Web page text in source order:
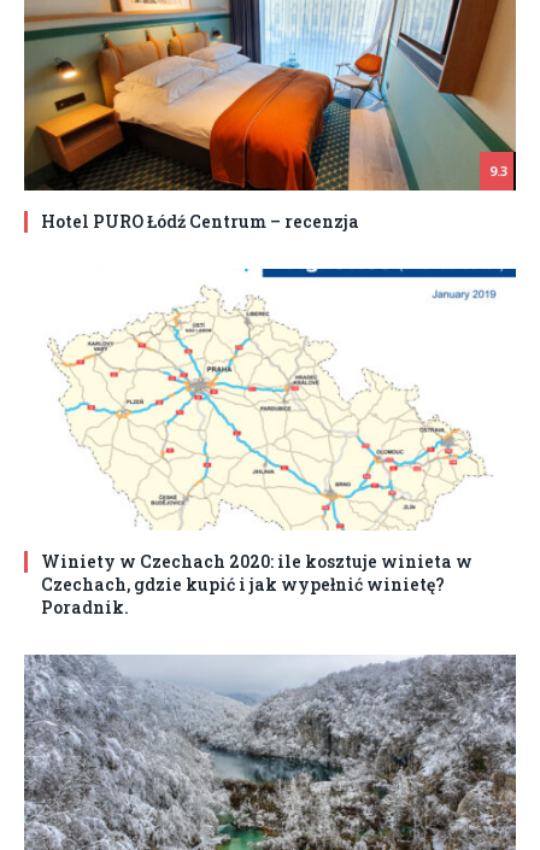
9.3
Hotel PURO Łódź Centrum – recenzja
Winiety w Czechach 2020: ile kosztuje winieta w
Czechach, gdzie kupić i jak wypełnić winietę?
Poradnik.